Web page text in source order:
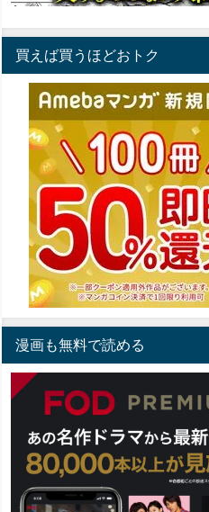
買えば買うほどおトク
漫画も無料で読める